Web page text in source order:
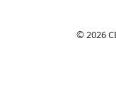
© 2026